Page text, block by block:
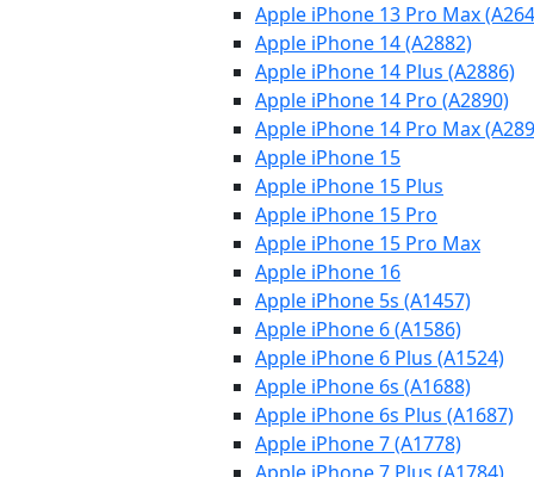
Apple iPhone 13 Pro Max
Apple iPhone 14 (A2882)
Apple iPhone 14 Plus (A2886)
Apple iPhone 14 Pro (A2890)
Apple iPhone 14 Pro Max
Apple iPhone 15
Apple iPhone 15 Plus
Apple iPhone 15 Pro
Apple iPhone 15 Pro Max
Apple iPhone 16
Apple iPhone 5s (A1457)
Apple iPhone 6 (A1586)
Apple iPhone 6 Plus (A1524)
Apple iPhone 6s (A1688)
Apple iPhone 6s Plus (A1687)
Apple iPhone 7 (A1778)